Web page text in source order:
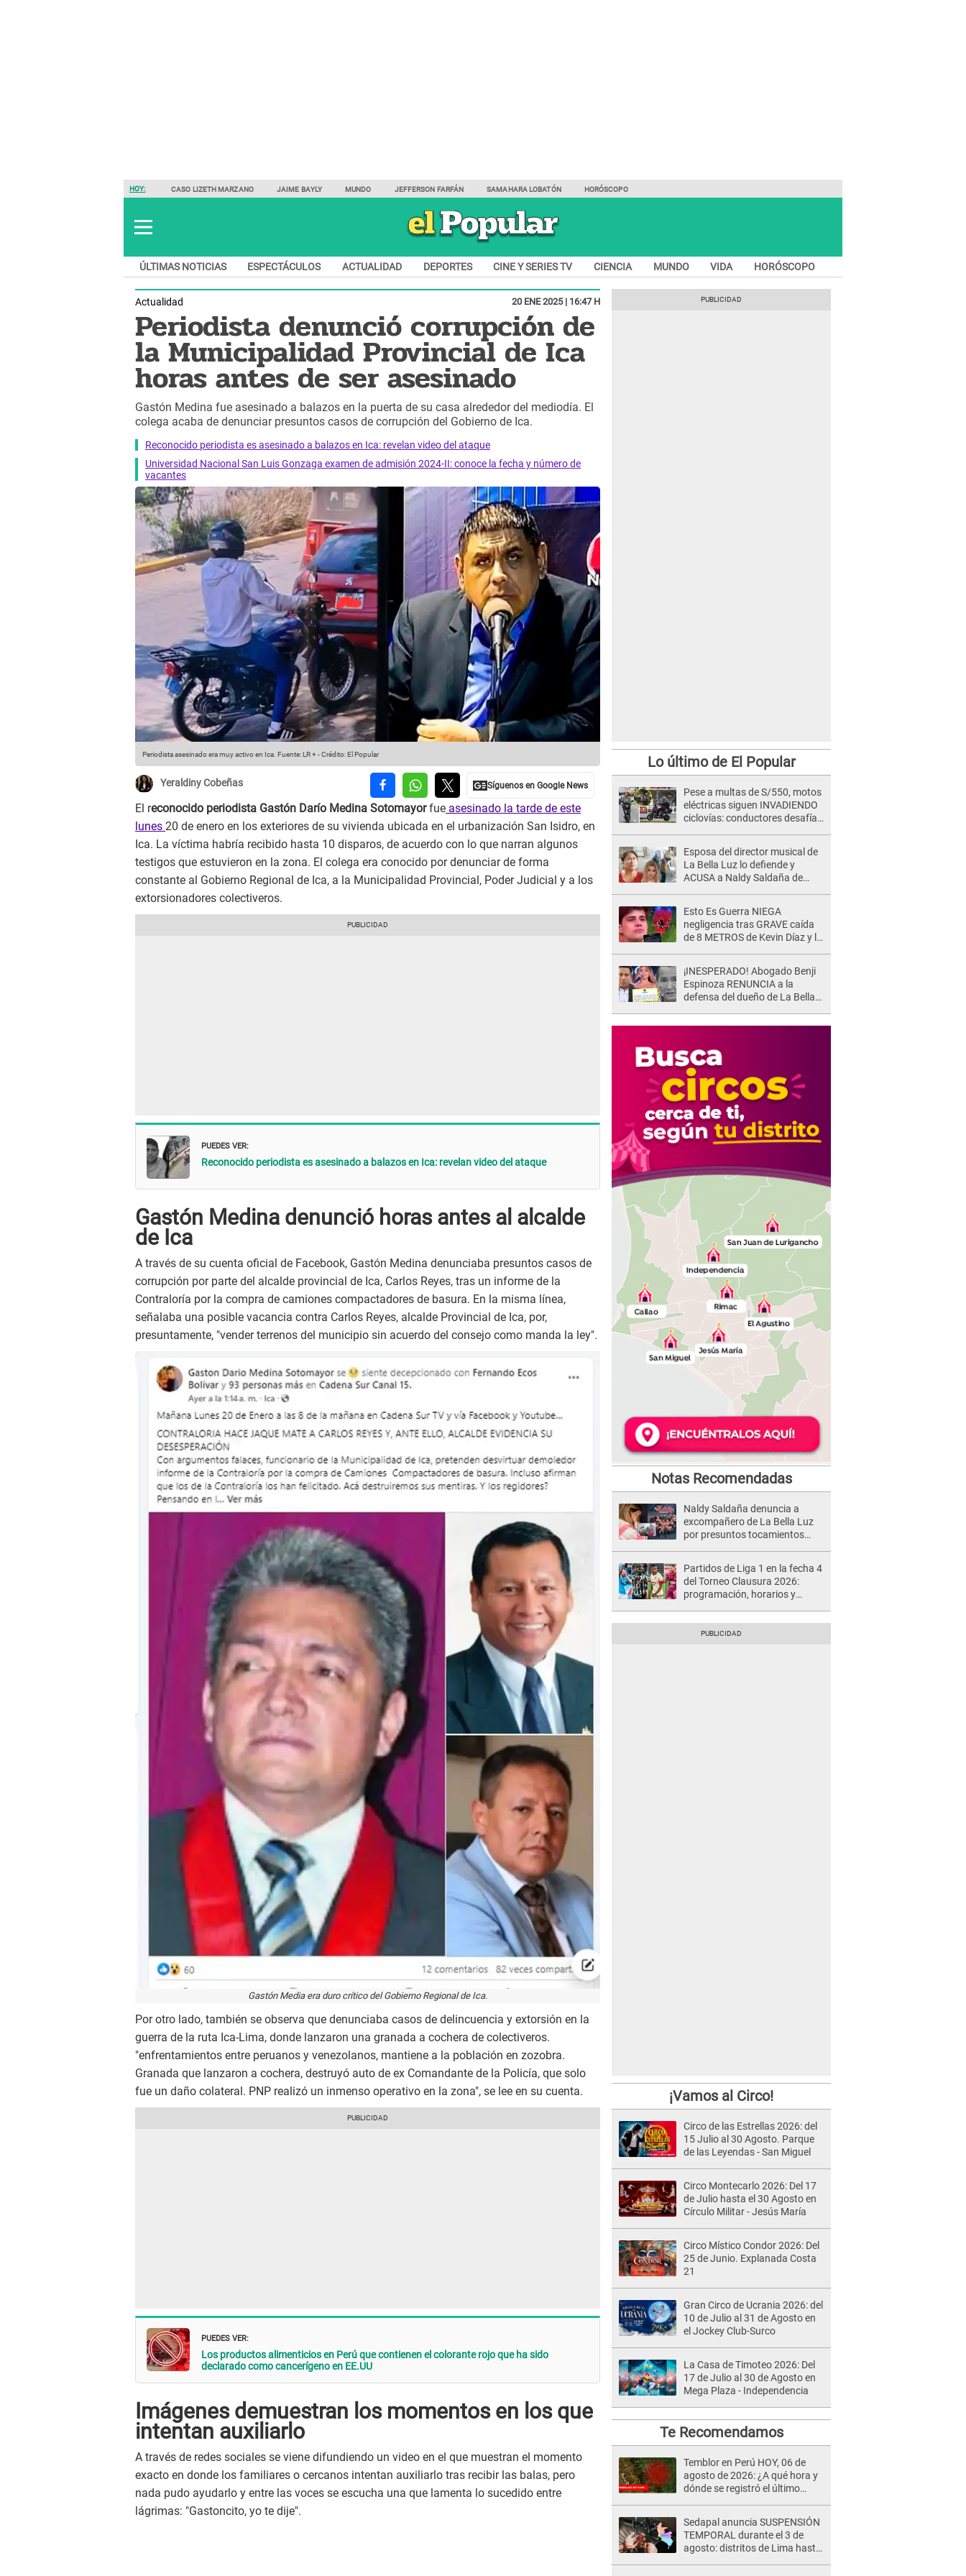
HOY: CASO LIZETH MARZANO JAIME BAYLY MUNDO JEFFERSON FARFÁN SAMAHARA LOBATÓN HORÓSCOPO
ÚLTIMAS NOTICIAS ESPECTÁCULOS ACTUALIDAD DEPORTES CINE Y SERIES TV CIENCIA MUNDO VIDA HORÓSCOPO
Actualidad 20 ENE 2025 | 16:47 H
Periodista denunció corrupción de
la Municipalidad Provincial de Ica
horas antes de ser asesinado
Gastón Medina fue asesinado a balazos en la puerta de su casa alrededor del mediodía. El
colega acaba de denunciar presuntos casos de corrupción del Gobierno de Ica.
Reconocido periodista es asesinado a balazos en Ica: revelan video del ataque
Universidad Nacional San Luis Gonzaga examen de admisión 2024-II: conoce la fecha y número de
vacantes
Periodista asesinado era muy activo en Ica. Fuente: LR +-Crédito: El Popular
Yeraldiny Cobeñas
El reconocido periodista Gastón Darío Medina Sotomayorfue asesinado la tarde de este
lunes 20 de enero en los exteriores de su vivienda ubicada en el urbanización San Isidro, en
Ica. La víctima habría recibido hasta 10 disparos, de acuerdo con lo que narran algunos
testigos que estuvieron en la zona. El colega era conocido por denunciar de forma
constante al Gobierno Regional de Ica, a la Municipalidad Provincial, Poder Judicial y a los
extorsionadores colectiveros.
PUEDES VER:
Reconocido periodista es asesinado a balazos en Ica: revelan video del ataque
Gastón Medina denunció horas antes al alcalde
de Ica
A través de su cuenta oficial de Facebook, Gastón Medina denunciaba presuntos casos de
corrupción por parte del alcalde provincial de Ica, Carlos Reyes, tras un informe de la
Contraloría por la compra de camiones compactadores de basura. En la misma línea,
señalaba una posible vacancia contra Carlos Reyes, alcalde Provincial de Ica, por,
presuntamente, "vender terrenos del municipio sin acuerdo del consejo como manda la ley".
Gastón Media era duro crítico del Gobierno Regional de Ica.
Por otro lado, también se observa que denunciaba casos de delincuencia y extorsión en la
guerra de la ruta Ica-Lima, donde lanzaron una granada a cochera de colectiveros.
"enfrentamientos entre peruanos y venezolanos, mantiene a la población en zozobra.
Granada que lanzaron a cochera, destruyó auto de ex Comandante de la Policía, que solo
fue un daño colateral. PNP realizó un inmenso operativo en la zona", se lee en su cuenta.
PUEDES VER:
Los productos alimenticios en Perú que contienen el colorante rojo que ha sido
declarado como cancerígeno en EE.UU
Imágenes demuestran los momentos en los que
intentan auxiliarlo
A través de redes sociales se viene difundiendo un video en el que muestran el momento
exacto en donde los familiares o cercanos intentan auxiliarlo tras recibir las balas, pero
nada pudo ayudarlo y entre las voces se escucha una que lamenta lo sucedido entre
lágrimas: "Gastoncito, yo te dije".
Lo último de El Popular
Pese a multas de S/550, motos
eléctricas siguen INVADIENDO
ciclovías: conductores desafían
Esposa del director musical de
La Bella Luz lo defiende y
ACUSA a Naldy Saldaña de
Esto Es Guerra NIEGA
negligencia tras GRAVE caída
de 8 METROS de Kevin Díaz y lo
¡INESPERADO! Abogado Benji
Espinoza RENUNCIA a la
defensa del dueño de La Bella
Notas Recomendadas
Naldy Saldaña denuncia a
excompañero de La Bella Luz
por presuntos tocamientos
Partidos de Liga 1 en la fecha 4
del Torneo Clausura 2026:
programación, horarios y
¡Vamos al Circo!
Circo de las Estrellas 2026: del
15 Julio al 30 Agosto. Parque
de las Leyendas - San Miguel
Circo Montecarlo 2026: Del 17
de Julio hasta el 30 Agosto en
Círculo Militar - Jesús María
Circo Místico Condor 2026: Del
25 de Junio. Explanada Costa
21
Gran Circo de Ucrania 2026: del
10 de Julio al 31 de Agosto en
el Jockey Club-Surco
La Casa de Timoteo 2026: Del
17 de Julio al 30 de Agosto en
Mega Plaza - Independencia
Te Recomendamos
Temblor en Perú HOY, 06 de
agosto de 2026: ¿A qué hora y
dónde se registró el último
Sedapal anuncia SUSPENSIÓN
TEMPORAL durante el 3 de
agosto: distritos de Lima hasta